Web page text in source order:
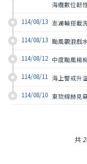
海纜數位韌
114/08/13 澎湖輪搭載
114/08/13 颱風觀浪戲
114/08/12 中度颱風楊
114/08/11 海上警戒升
114/08/10 東琉線赫見
共